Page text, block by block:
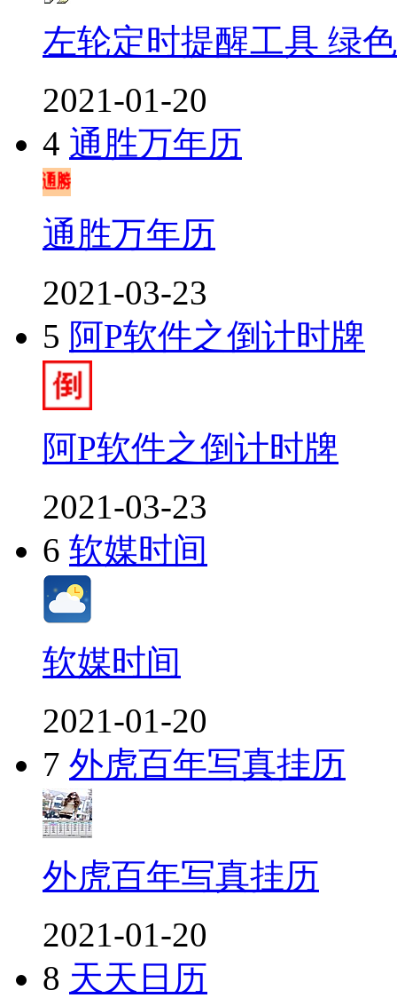
左轮定时提醒工具 绿
2021-01-20
4 通胜万年历
通胜万年历
2021-03-23
5 阿P软件之倒计时牌
阿P软件之倒计时牌
2021-03-23
6 软媒时间
软媒时间
2021-01-20
7 外虎百年写真挂历
外虎百年写真挂历
2021-01-20
8 天天日历